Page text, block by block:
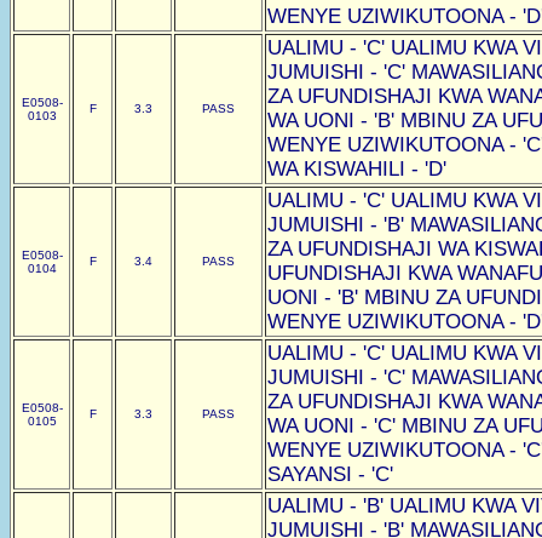
WENYE UZIWIKUTOONA -
E0508-
0103
F 3.3 PASS
UALIMU - 'C' UALIMU KWA
JUMUISHI - 'C'
ZA UFUNDISHAJI KWA
WA UONI - 'B' MBINU ZA
WENYE UZIWIKUTOONA -
WA KISWAHILI - 'D'
E0508-
0104
F 3.4 PASS
UALIMU - 'C' UALIMU KWA
JUMUISHI - 'B'
ZA UFUNDISHAJI WA
UFUNDISHAJI KWA
UONI - 'B' MBINU ZA
WENYE UZIWIKUTOONA -
E0508-
0105
F 3.3 PASS
UALIMU - 'C' UALIMU KWA
JUMUISHI - 'C'
ZA UFUNDISHAJI KWA
WA UONI - 'C' MBINU ZA
WENYE UZIWIKUTOONA -
SAYANSI - 'C'
UALIMU - 'B' UALIMU KWA
JUMUISHI - 'B'